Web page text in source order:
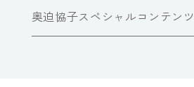
奥迫協子スペシャルコンテンツ